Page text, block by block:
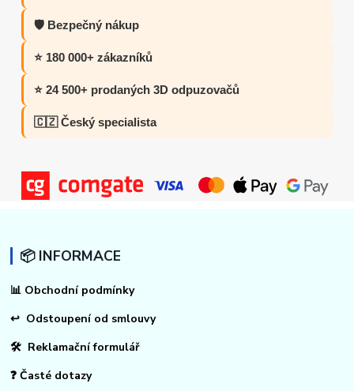
🛡️ Bezpečný nákup
⭐ 180 000+ zákazníků
⭐ 24 500+ prodaných 3D odpuzovačů
🇨🇿 Český specialista
📦 INFORMACE
📊 Obchodní podmínky
↩ Odstoupení od smlouvy
🛠 Reklamační formulář
❓ Časté dotazy